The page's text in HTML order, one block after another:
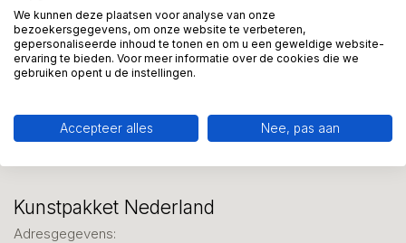
Meer informatie?
We helpen graag met uw keuze of geven advies, bel of app
ons 7 dagen per week: 06-23643267
Kunstpakket Nederland
Adresgegevens:
We kunnen deze plaatsen voor analyse van onze
bezoekersgegevens, om onze website te verbeteren,
gepersonaliseerde inhoud te tonen en om u een geweldige website-
ervaring te bieden. Voor meer informatie over de cookies die we
gebruiken opent u de instellingen.
Accepteer alles Nee, pas aan